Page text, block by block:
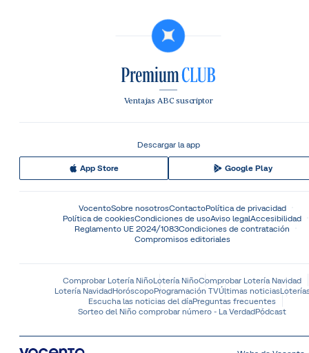
Ventajas ABC suscriptor
Descargar la app
App Store Google Play
VocentoSobre nosotrosContactoPolítica de privacidad
Política de cookiesCondiciones de usoAviso legalAccesibilidad
Reglamento UE 2024/1083Condiciones de contratación
Compromisos editoriales
Comprobar Lotería NiñoLotería NiñoComprobar Lotería Navidad
Lotería NavidadHoróscopoProgramación TVÚltimas noticias
Escucha las noticias del díaPreguntas frecuentes
Sorteo del Niño comprobar número - La VerdadPódcast